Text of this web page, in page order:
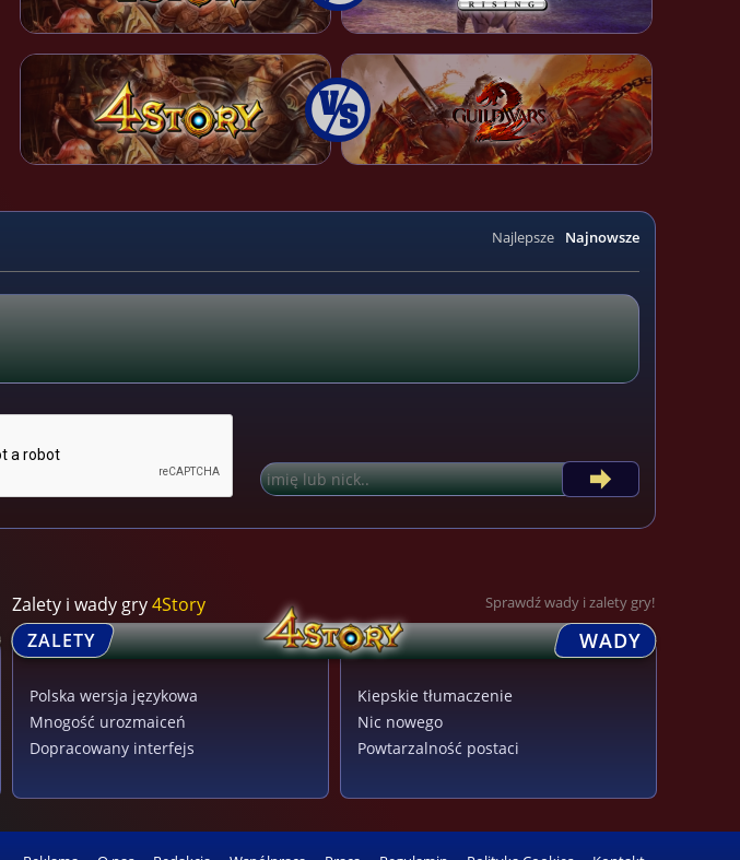
Najnowsze
Najlepsze
Zalety i wady gry4Story Sprawdź wady i zalety gry!
ZALETY WADY
Polska wersja językowa
Mnogość urozmaiceń
Dopracowany interfejs
Kiepskie tłumaczenie
Nic nowego
Powtarzalność postaci